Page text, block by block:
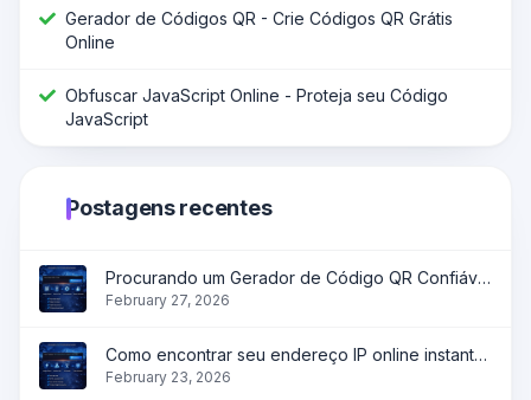
Gerador de Códigos QR - Crie Códigos QR Grátis
Online
Obfuscar JavaScript Online - Proteja seu Código
JavaScript
Postagens recentes
Procurando um Gerador de Código QR Confiável?
February 27, 2026
Como encontrar seu endereço IP online instantaneamente?
February 23, 2026